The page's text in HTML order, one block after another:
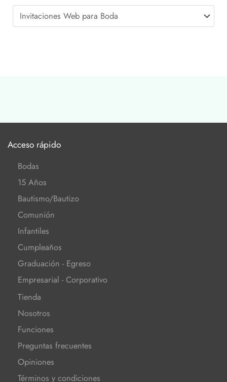
Acceso rápido
Bodas
15 Años
Bautismo/Bautizo
Comunión
Infantiles
Cumpleaños
Graduación - Egreso
Empresarial - Corporativo
Tienda
Nosotros
Funciones
Preguntas frecuentes
Opiniones
Términos y condiciones